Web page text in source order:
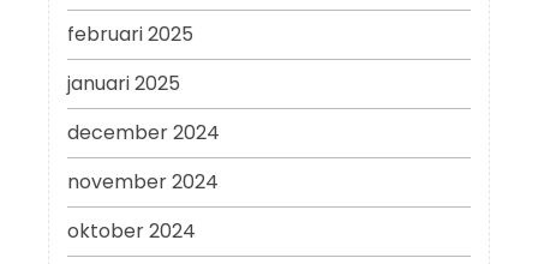
februari 2025
januari 2025
december 2024
november 2024
oktober 2024